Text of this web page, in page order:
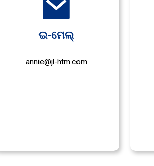
ଇ-ମେଲ୍
annie@jl-htm.com